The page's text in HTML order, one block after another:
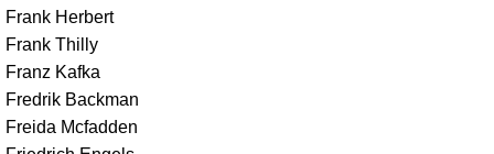
Frank Herbert
Frank Thilly
Franz Kafka
Fredrik Backman
Freida Mcfadden